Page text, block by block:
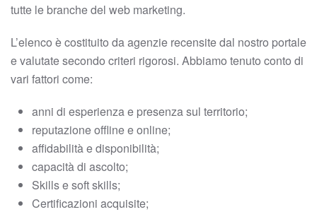
tutte le branche del web marketing.
L’elenco è costituito da agenzie recensite dal nostro portale
e valutate secondo criteri rigorosi. Abbiamo tenuto conto di
vari fattori come:
anni di esperienza e presenza sul territorio;
reputazione offline e online;
affidabilità e disponibilità;
capacità di ascolto;
Skills e soft skills;
Certificazioni acquisite;